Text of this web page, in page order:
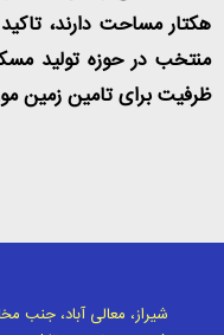
هکتار مساحت دارند،
منتخب در حوزه تولید
ظرفیت برای تامین زمین
شیراز، معالی آباد، جنب